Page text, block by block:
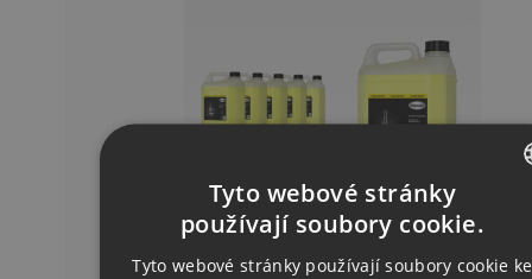
ENGLISH
Tyto webové stránky
používají soubory cookie.
Tyto webové stránky používají soubory cookie ke